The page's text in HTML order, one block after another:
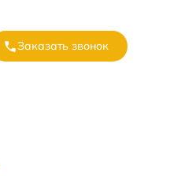
Заказать звонок